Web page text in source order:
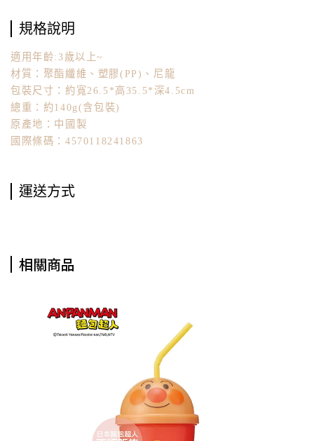
規格說明
適用年齡:3歲以上~
材質：聚酯纖維、塑膠(PP)、尼龍
包裝尺寸：約寬26.5*高35.5*深4.5cm
總重：約140g(含包裝)
原產地：中國製
國際條碼：4570118241863
運送方式
相關商品